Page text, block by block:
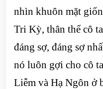
nhìn khuôn mặt
Tri Kỳ, thân thể cô
đáng sợ, đáng sợ
nó luôn gợi cho cô
Liễm và Hạ Ngôn ở